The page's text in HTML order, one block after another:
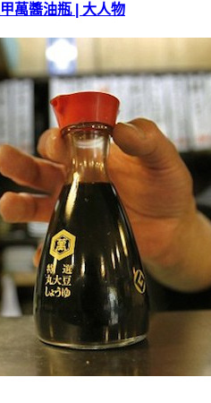
萬醬油瓶 | 大人物